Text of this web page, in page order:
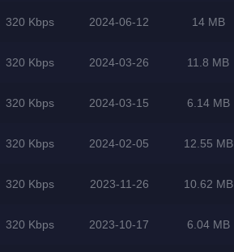
320 Kbps 2024-06-12 14 MB
320 Kbps 2024-03-26 11.8 MB
320 Kbps 2024-03-15 6.14 MB
320 Kbps 2024-02-05 12.55 MB
320 Kbps 2023-11-26 10.62 MB
320 Kbps 2023-10-17 6.04 MB